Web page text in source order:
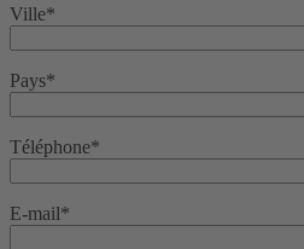
Ville*
Pays*
Téléphone*
E-mail*